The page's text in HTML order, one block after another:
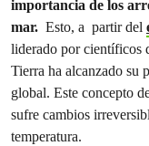
importancia de los
mar. Esto, a partir del
liderado por científicos
Tierra ha alcanzado su
global. Este concepto
sufre cambios
temperatura.